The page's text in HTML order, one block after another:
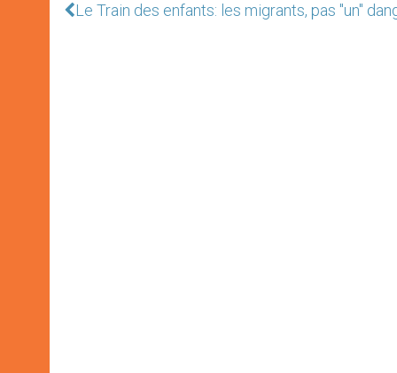
Le Train des enfants: les migrants, pas "un"